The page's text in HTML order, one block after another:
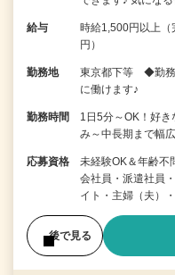
給与
時給1,500円以上
円）
勤務地
東京都下等 ◆勤務
に働けます♪
勤務時間
1日5分～OK！好
み～中長期まで幅
応募資格
未経験OK＆年齢不
会社員・派遣社員
イト・主婦（夫）
後で見る